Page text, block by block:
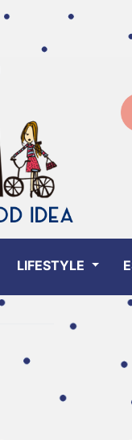
LIFESTYLE